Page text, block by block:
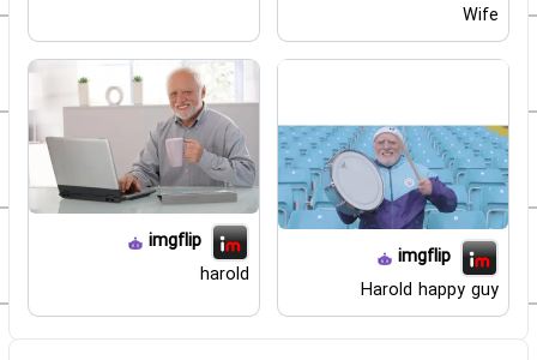
Wife
imgflip
Harold happy guy
imgflip
harold